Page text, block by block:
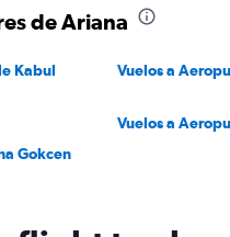
de Ariana
Kabul Vuelos a
Vuelos a
Gokcen